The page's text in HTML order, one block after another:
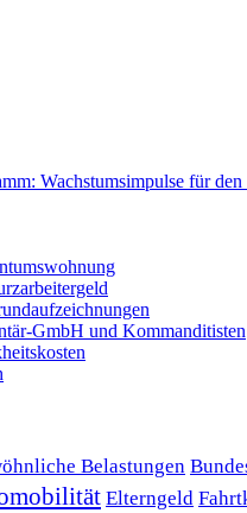
Wachstumsimpulse für
GmbH und Kommanditisten
Belastungen
Elterngeld